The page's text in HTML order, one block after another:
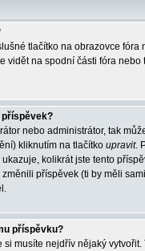
tlačítko na obrazovce
vidět na spodní části fóra nebo
příspěvek?
nebo administrátor, tak
kliknutím na tlačítko upravit.
kolikrát jste tento
příspěvek (ti by měli
příspěvku?
si musíte nejdřív nějaký vytvořit.